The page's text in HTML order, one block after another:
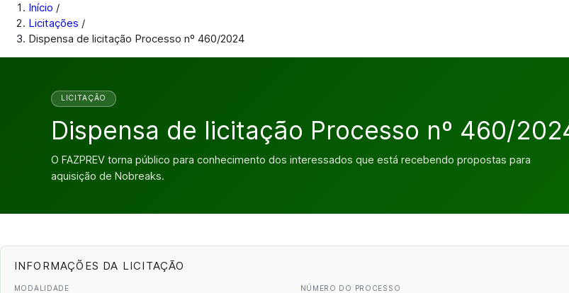
Início /
Licitações /
Dispensa de licitação Processo nº 460/2024
LICITAÇÃO
Dispensa de licitação Processo nº 460/
O FAZPREV torna público para conhecimento dos interessados que está recebendo propostas para
aquisição de Nobreaks.
INFORMAÇÕES DA LICITAÇÃO
MODALIDADE NÚMERO DO PROCESSO